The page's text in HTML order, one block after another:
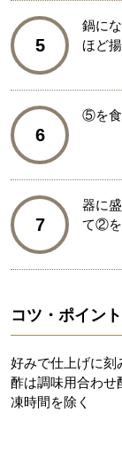
5
鍋に
ほど
6
⑤を食
7
器に
て②を
コツ・ポイント
好みで仕上げに
酢は調味用合わ
凍時間を除く